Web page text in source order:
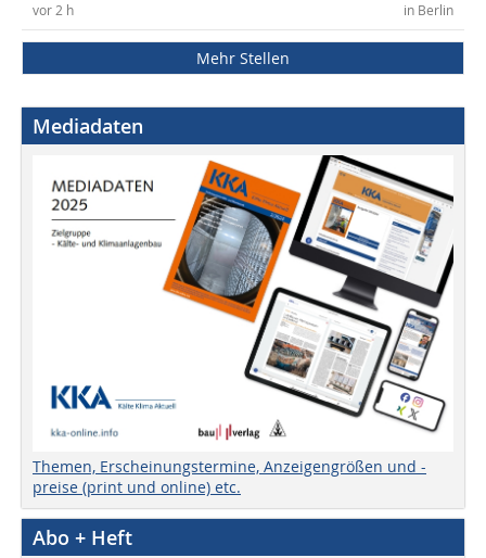
in Berlin
vor 2 h
Mehr Stellen
Mediadaten
Themen, Erscheinungstermine, Anzeigengrößen und -
preise (print und online) etc.
Abo + Heft